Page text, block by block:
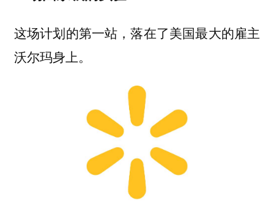
这场计划的第一站，落在了美国最大的雇主
沃尔玛身上。